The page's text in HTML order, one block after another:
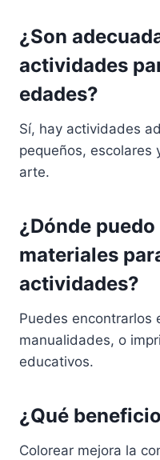
¿Son
actividades
edades?
Sí, hay actividades
pequeños, escolares
arte.
¿Dónde
materiales
actividades?
Puedes encontrarlos
manualidades, o
educativos.
¿Qué
Colorear mejora la